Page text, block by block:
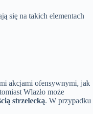
się na takich elementach
akcjami ofensywnymi, jak
Wlazło może
strzelecką. W przypadku